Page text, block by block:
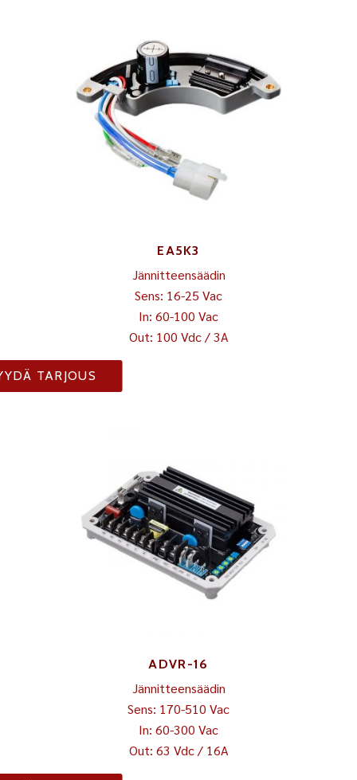
EA5K3
Jännitteensäädin
Sens: 16-25 Vac
In: 60-100 Vac
Out: 100 Vdc / 3A
TARJOUS
ADVR-16
Jännitteensäädin
Sens: 170-510 Vac
In: 60-300 Vac
Out: 63 Vdc / 16A